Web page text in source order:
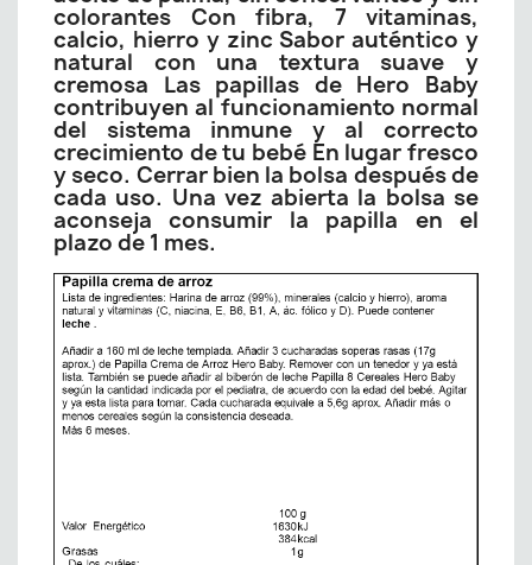
colorantes Con fibra, 7 vitaminas,
calcio, hierro y zinc Sabor auténtico y
natural con una textura suave y
cremosa Las papillas de Hero Baby
contribuyen al funcionamiento normal
del sistema inmune y al correcto
crecimiento de tu bebé En lugar fresco
y seco. Cerrar bien la bolsa después de
cada uso. Una vez abierta la bolsa se
aconseja consumir la papilla en el
plazo de 1 mes.